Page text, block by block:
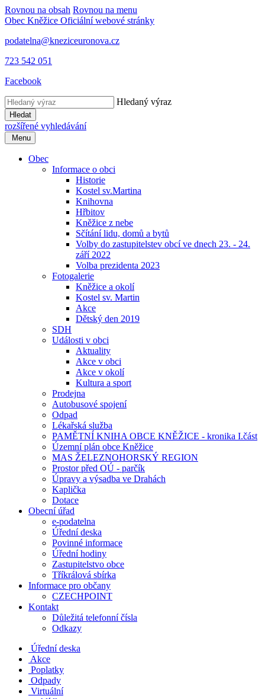
Rovnou na obsah Rovnou na menu
Obec Kněžice Oficiální webové stránky
podatelna@kneziceuronova.cz
723 542 051
Facebook
Hledaný výraz
Hledat
rozšířené vyhledávání
Menu
Obec
Informace o obci
Historie
Kostel sv.Martina
Knihovna
Hřbitov
Kněžice z nebe
Sčítání lidu, domů a bytů
Volby do zastupitelstev obcí ve dnech 23. - 24.
září 2022
Volba prezidenta 2023
Fotogalerie
Kněžice a okolí
Kostel sv. Martin
Akce
Dětský den 2019
SDH
Události v obci
Aktuality
Akce v obci
Akce v okolí
Kultura a sport
Prodejna
Autobusové spojení
Odpad
Lékařská služba
PAMĚTNÍ KNIHA OBCE KNĚŽICE - kronika I.část
Územní plán obce Kněžice
MAS ŽELEZNOHORSKÝ REGION
Prostor před OÚ - parčík
Úpravy a výsadba ve Drahách
Kaplička
Dotace
Obecní úřad
e-podatelna
Úřední deska
Povinné informace
Úřední hodiny
Zastupitelstvo obce
Tříkrálová sbírka
Informace pro občany
CZECHPOINT
Kontakt
Důležitá telefonní čísla
Odkazy
Úřední deska
Akce
Poplatky
Odpady
Virtuální